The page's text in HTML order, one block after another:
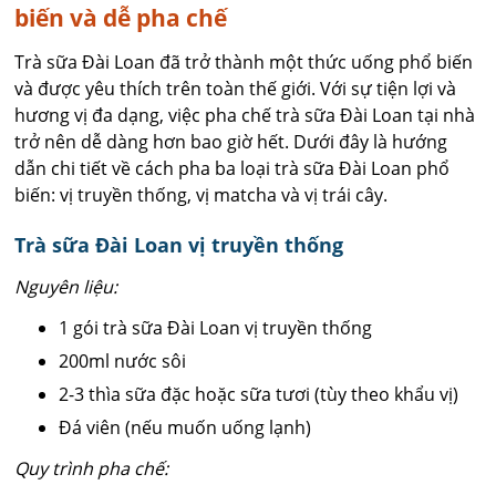
biến và dễ pha chế
Trà sữa Đài Loan đã trở thành một thức uống phổ biến
và được yêu thích trên toàn thế giới. Với sự tiện lợi và
hương vị đa dạng, việc pha chế trà sữa Đài Loan tại nhà
trở nên dễ dàng hơn bao giờ hết. Dưới đây là hướng
dẫn chi tiết về cách pha ba loại trà sữa Đài Loan phổ
biến: vị truyền thống, vị matcha và vị trái cây.
Trà sữa Đài Loan vị truyền thống
Nguyên liệu:
1 gói trà sữa Đài Loan vị truyền thống
200ml nước sôi
2-3 thìa sữa đặc hoặc sữa tươi (tùy theo khẩu vị)
Đá viên (nếu muốn uống lạnh)
Quy trình pha chế: